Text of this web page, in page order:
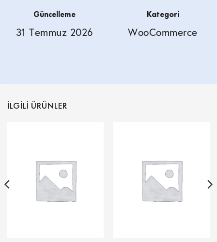
Güncelleme
31 Temmuz 2026
Kategori
WooCommerce
İLGILI ÜRÜNLER